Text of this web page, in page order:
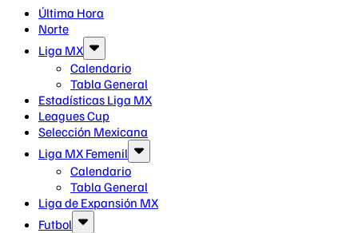
Última Hora
Norte
Liga MX
Calendario
Tabla General
Estadísticas Liga MX
Leagues Cup
Selección Mexicana
Liga MX Femenil
Calendario
Tabla General
Liga de Expansión MX
Futbol